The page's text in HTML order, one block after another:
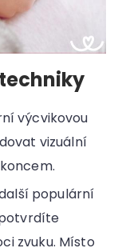
výcvikovou
vizuální
populární
zvuku. Místo